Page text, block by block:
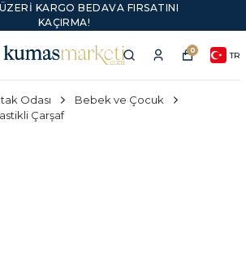
KARGO BEDAVA FIRSATINI
KAÇIRMA!
0 TR
Odası
Bebek ve Çocuk
Çarşaf